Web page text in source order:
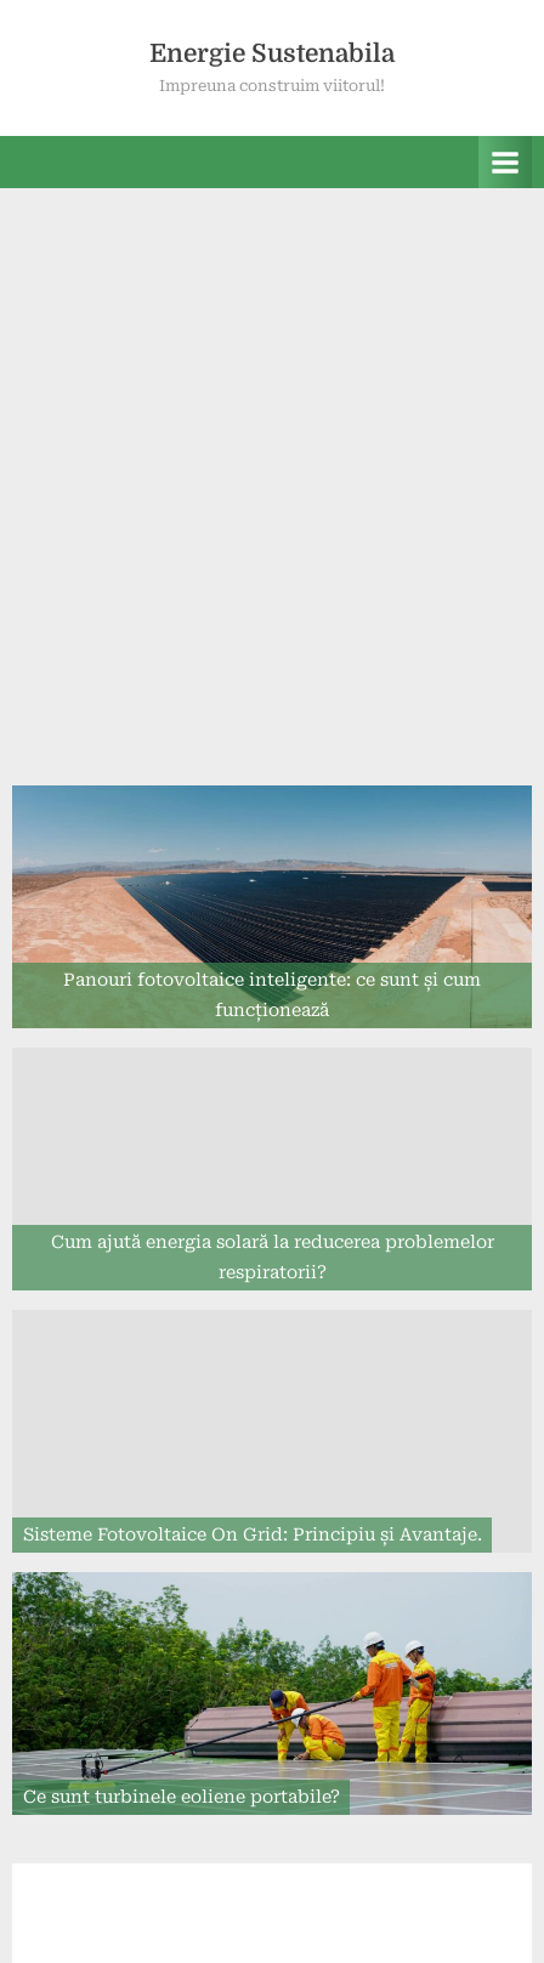
Energie Sustenabila
Impreuna construim viitorul!
Panouri fotovoltaice inteligente: ce sunt și cum
funcționează
Cum ajută energia solară la reducerea problemelor
respiratorii?
Sisteme Fotovoltaice On Grid: Principiu și Avantaje.
Ce sunt turbinele eoliene portabile?